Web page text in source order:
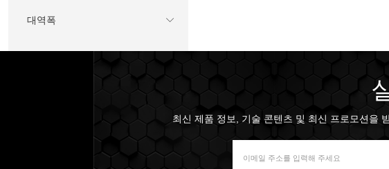
대역폭
최신 제품 정보, 기술 콘텐츠 및 최신 프로모션을